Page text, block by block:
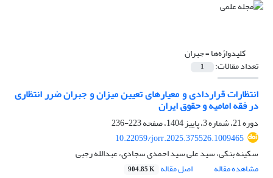
کلیدواژه‌ها =جبران
تعداد مقالات: 1
انتظارات قراردادی و معیارهای تعیین میزان و جبران ضرر انتظاری
در فقه امامیه و حقوق ایران
دوره 21، شماره 3، پاییز 1404، صفحه
223-236
10.22059/jorr.2025.375526.1009465
سکینه بنکی، سید علی سید احمدی سجادی، عبدالله رجبی
مشاهده مقاله
اصل مقاله 904.85 K